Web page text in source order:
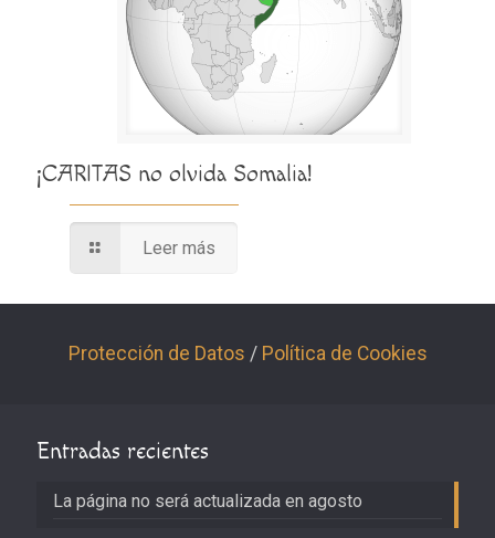
¡CARITAS no olvida Somalia!
Leer más
Protección de Datos / Política de Cookies
Entradas recientes
La página no será actualizada en agosto